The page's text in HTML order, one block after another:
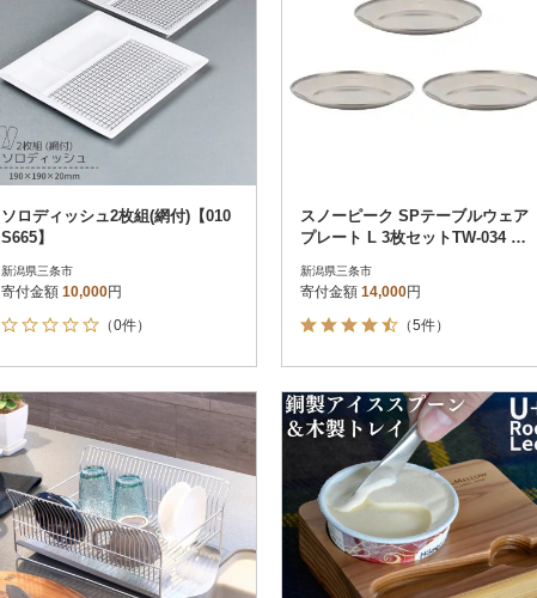
ソロディッシュ2枚組(網付)【010
S665】
新潟県三条市
寄付金額 10,000円
（0件）
スノーピーク SPテーブルウェア
プレート L 3枚セットTW-034 デ
新潟県三条市
寄付金額 14,000円
（5件）